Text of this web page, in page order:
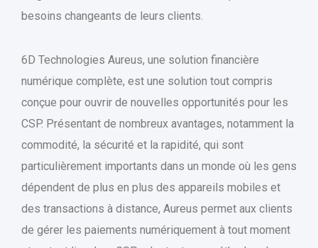
besoins changeants de leurs clients.
6D Technologies Aureus, une solution financière
numérique complète, est une solution tout compris
conçue pour ouvrir de nouvelles opportunités pour les
CSP. Présentant de nombreux avantages, notamment la
commodité, la sécurité et la rapidité, qui sont
particulièrement importants dans un monde où les gens
dépendent de plus en plus des appareils mobiles et
des transactions à distance, Aureus permet aux clients
de gérer les paiements numériquement à tout moment